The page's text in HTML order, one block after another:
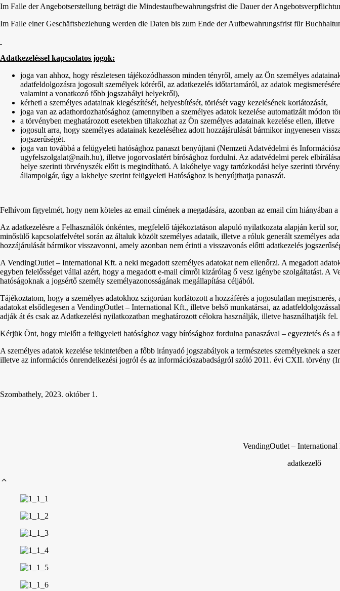
Im Falle der Angebotserstellung beträgt die Mindestaufbewahrungsfrist die Dauer der
Im Falle einer Geschäftsbeziehung werden die Daten bis zum Ende der Aufbewahrungsfrist für
Adatkezeléssel kapcsolatos jogok:
joga van ahhoz, hogy részletesen tájékozódhasson minden tényről, amely az Ön személyes
adatfeldolgozásra jogosult személyek köréről, az adatkezelés időtartamáról, az adatok
valamint a vonatkozó főbb jogszabályi helyekről),
kérheti a személyes adatainak kiegészítését, helyesbítését, törlését vagy kezelésének korlátozását,
joga van az adathordozhatósághoz (amennyiben a személyes adatok kezelése automatizált módon
a törvényben meghatározott esetekben tiltakozhat az Ön személyes adatainak kezelése ellen, illetve
jogosult arra, hogy személyes adatainak kezeléséhez adott hozzájárulását bármikor ingyenesen
jogszerűségét.
joga van továbbá a felügyeleti hatósághoz panaszt benyújtani (Nemzeti Adatvédelmi és
ugyfelszolgalat@naih.hu), illetve jogorvoslatért bírósághoz fordulni. Az adatvédelmi perek
helye szerinti törvényszék előtt is megindítható. A lakóhelye vagy tartózkodási helye szerinti
állampolgár, úgy a lakhelye szerint felügyeleti Hatósághoz is benyújthatja panaszát.
Felhívom figyelmét, hogy nem köteles az email címének a megadására, azonban az email cím hiányában
Az adatkezelésre a Felhasználók önkéntes, megfelelő tájékoztatáson alapuló nyilatkozata alapján kerül
minősülő kapcsolatfelvétel során az általuk közölt személyes adataik, illetve a róluk generált személyes
hozzájárulását bármikor visszavonni, amely azonban nem érinti a visszavonás előtti adatkezelés
A VendingOutlet – International Kft. a neki megadott személyes adatokat nem ellenőrzi. A megadott
egyben felelősséget vállal azért, hogy a megadott e-mail címről kizárólag ő vesz igénybe szolgáltatást. A
hatóságoknak a jogsértő személy személyazonosságának megállapítása céljából.
Tájékoztatom, hogy a személyes adatokhoz szigorúan korlátozott a hozzáférés a jogosulatlan
adatokat elsődlegesen a VendingOutlet – International Kft., illetve belső munkatársai, az
adják át és csak az Adatkezelési nyilatkozatban meghatározott célokra használják, illetve használhatják fel.
Kérjük Önt, hogy mielőtt a felügyeleti hatósághoz vagy bírósághoz fordulna panaszával – egyeztetés és
A személyes adatok kezelése tekintetében a főbb irányadó jogszabályok a természetes személyeknek a
illetve az információs önrendelkezési jogról és az információszabadságról szóló 2011. évi CXII. törvény
Szombathely, 2023. október 1.
VendingOutlet – International
adatkezelő